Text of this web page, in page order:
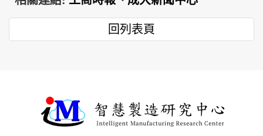
回列表頁